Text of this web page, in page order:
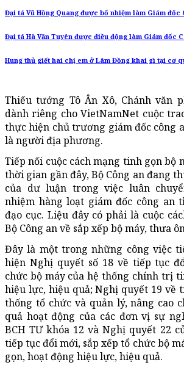
Đại tá Vũ Hồng Quang được bổ nhiệm làm Giám đốc
Đại tá Hà Văn Tuyên được điều động làm Giám đốc
Hung thủ giết hai chị em ở Lâm Đồng khai gì tại cơ
Thiếu tướng Tô Ân Xô, Chánh văn
dành riêng cho VietNamNet cuộc
thực hiện chủ trương giám đốc công
là người địa phương.
Tiếp nối cuộc cách mạng tinh gọn bộ
thời gian gần đây, Bộ Công an đang
của dư luận trong việc luân
nhiệm hàng loạt giám đốc công an
đạo cục. Liệu đây có phải là cuộc
Bộ Công an về sắp xếp bộ máy, thưa
Đây là một trong những công việc
hiện Nghị quyết số 18 về tiếp tục
chức bộ máy của hệ thống chính trị
hiệu lực, hiệu quả; Nghị quyết 19 về
thống tổ chức và quản lý, nâng cao
quả hoạt động của các đơn vị sự
BCH TƯ khóa 12 và Nghị quyết 22
tiếp tục đổi mới, sắp xếp tổ chức bộ
gọn, hoạt động hiệu lực, hiệu quả.